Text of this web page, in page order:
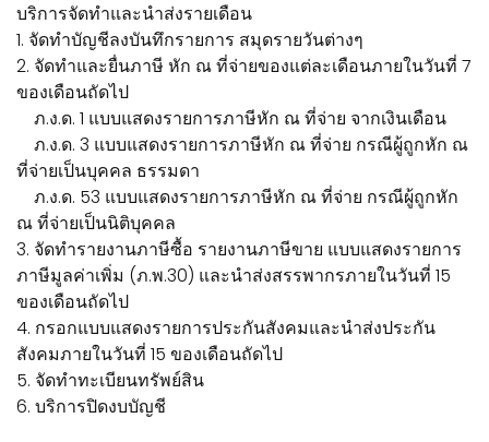
บริการจัดทำและนำส่งรายเดือน
1. จัดทำบัญชีลงบันทึกรายการ สมุดรายวันต่างๆ
2. จัดทำและยื่นภาษี หัก ณ ที่จ่ายของแต่ละเดือนภายในวันที่ 7
ของเดือนถัดไป
ภ.ง.ด. 1 แบบแสดงรายการภาษีหัก ณ ที่จ่าย จากเงินเดือน
ภ.ง.ด. 3 แบบแสดงรายการภาษีหัก ณ ที่จ่าย กรณีผู้ถูกหัก ณ
ที่จ่ายเป็นบุคคล ธรรมดา
ภ.ง.ด. 53 แบบแสดงรายการภาษีหัก ณ ที่จ่าย กรณีผู้ถูกหัก
ณ ที่จ่ายเป็นนิติบุคคล
3. จัดทำรายงานภาษีซื้อ รายงานภาษีขาย แบบแสดงรายการ
ภาษีมูลค่าเพิ่ม (ภ.พ.30) และนำส่งสรรพากรภายในวันที่ 15
ของเดือนถัดไป
4. กรอกแบบแสดงรายการประกันสังคมและนำส่งประกัน
สังคมภายในวันที่ 15 ของเดือนถัดไป
5. จัดทำทะเบียนทรัพย์สิน
6. บริการปิดงบบัญชี